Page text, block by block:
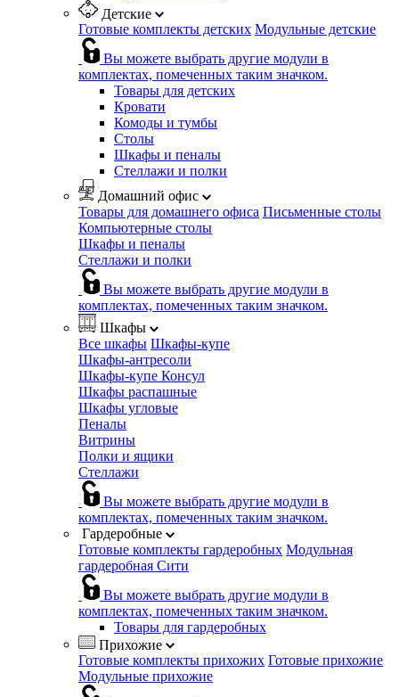
Детские
Готовые комплекты детских Модульные детские
Вы можете выбрать другие модули в
комплектах, помеченных таким значком.
Товары для детских
Кровати
Комоды и тумбы
Столы
Шкафы и пеналы
Стеллажи и полки
Домашний офис
Товары для домашнего офиса Письменные столы
Компьютерные столы
Шкафы и пеналы
Стеллажи и полки
Вы можете выбрать другие модули в
комплектах, помеченных таким значком.
Шкафы
Все шкафы Шкафы-купе
Шкафы-антресоли
Шкафы-купе Консул
Шкафы распашные
Шкафы угловые
Пеналы
Витрины
Полки и ящики
Стеллажи
Вы можете выбрать другие модули в
комплектах, помеченных таким значком.
Гардеробные
Готовые комплекты гардеробных Модульная
гардеробная Сити
Вы можете выбрать другие модули в
комплектах, помеченных таким значком.
Товары для гардеробных
Прихожие
Готовые комплекты прихожих Готовые прихожие
Модульные прихожие